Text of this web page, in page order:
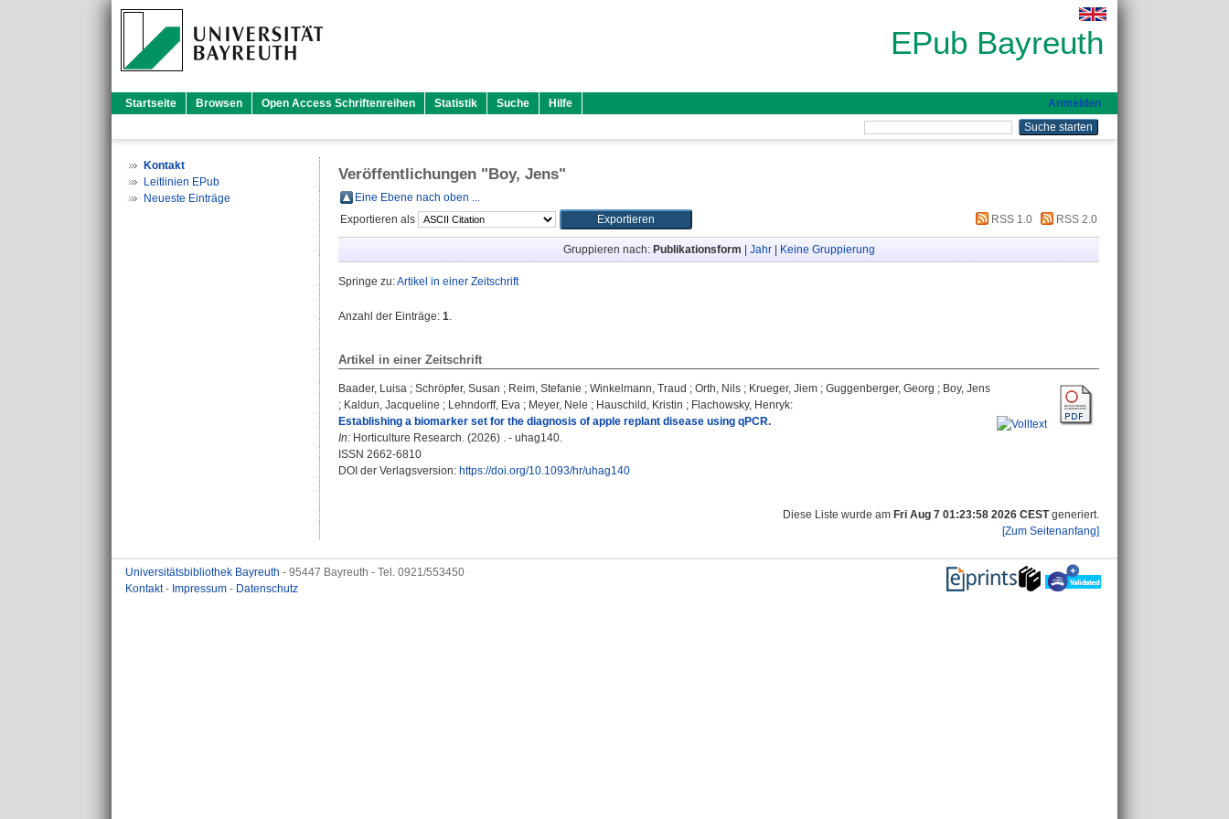
EPub Bayreuth
Startseite Browsen Open Access Schriftenreihen Statistik Suche Hilfe Anmelden
Kontakt
Leitlinien EPub
Neueste Einträge
Veröffentlichungen "Boy, Jens"
Eine Ebene nach oben ...
Exportieren als
RSS 1.0 RSS 2.0
Gruppieren nach: Publikationsform Jahr| Keine Gruppierung
Springe zu:Artikel in einer Zeitschrift
Anzahl der Einträge: 1.
Artikel in einer Zeitschrift
Baader, Luisa ; Schröpfer, Susan ; Reim, Stefanie ; Winkelmann, Traud ; Orth, Nils ; Krueger, Jiem ; Guggenberger, Georg ; Boy, Jens
; Kaldun, Jacqueline ; Lehndorff, Eva ; Meyer, Nele ; Hauschild, Kristin ; Flachowsky, Henryk:
Establishing a biomarker set for the diagnosis of apple replant disease using qPCR.
In: Horticulture Research. (2026) . - uhag140.
ISSN 2662-6810
DOI der Verlagsversion: https://doi.org/10.1093/hr/uhag140
Diese Liste wurde am Fri Aug 7 01:23:58 2026 CESTgeneriert.
[Zum Seitenanfang]
Universitätsbibliothek Bayreuth - 95447 Bayreuth - Tel. 0921/553450
Kontakt- Impressum - Datenschutz